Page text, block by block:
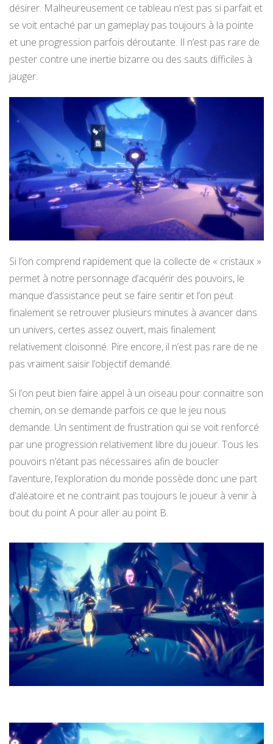
désirer. Malheureusement ce tableau n’est pas si parfait et
se voit entaché par un gameplay pas toujours à la pointe
et une progression parfois déroutante. Il n’est pas rare de
pester contre une inertie bizarre ou des sauts difficiles à
jauger.
Si l’on comprend rapidement que la collecte de « cristaux »
permet à notre personnage d’acquérir des pouvoirs, le
manque d’assistance peut se faire sentir et l’on peut
finalement se retrouver plusieurs minutes à avancer dans
un univers, certes assez ouvert, mais finalement
relativement cloisonné. Pire encore, il n’est pas rare de ne
pas vraiment saisir l’objectif demandé.
Si l’on peut bien faire appel à un oiseau pour connaitre son
chemin, on se demande parfois ce que le jeu nous
demande. Un sentiment de frustration qui se voit renforcé
par une progression relativement libre du joueur. Tous les
pouvoirs n’étant pas nécessaires afin de boucler
l’aventure, l’exploration du monde possède donc une part
d’aléatoire et ne contraint pas toujours le joueur à venir à
bout du point A pour aller au point B.